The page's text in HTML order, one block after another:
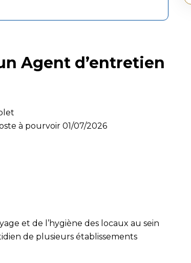
Agent d’entretien
à pourvoir 01/07/2026
et de l’hygiène des locaux au sein
de plusieurs établissements